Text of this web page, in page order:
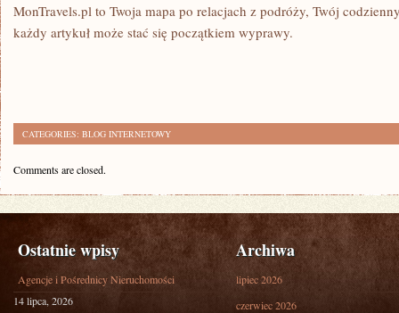
MonTravels.pl to Twoja mapa po relacjach z podróży, Twój
każdy artykuł może stać się początkiem wyprawy.
CATEGORIES: BLOG INTERNETOWY
Comments are closed.
Ostatnie wpisy
Agencje i Pośrednicy Nieruchomości
14 lipca, 2026
Archiwa
lipiec 2026
czerwiec 2026